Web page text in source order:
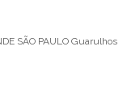
SÃO PAULO Guarulhos